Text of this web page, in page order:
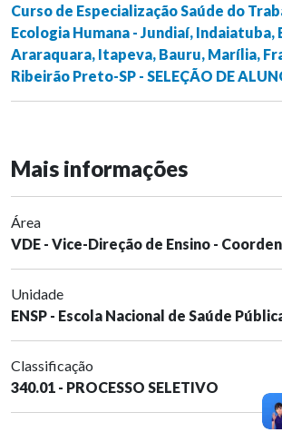
Curso de Especialização Saúde do
Ecologia Humana - Jundiaí,
Araraquara, Itapeva, Bauru, Marília,
Ribeirão Preto-SP - SELEÇÃO DE
Mais informações
Área
VDE - Vice-Direção de Ensino -
Unidade
ENSP - Escola Nacional de Saúde
Classificação
340.01 - PROCESSO SELETIVO